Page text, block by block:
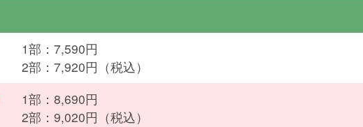
1部：7,590円
2部：7,920円（税込）
1部：8,690円
2部：9,020円（税込）